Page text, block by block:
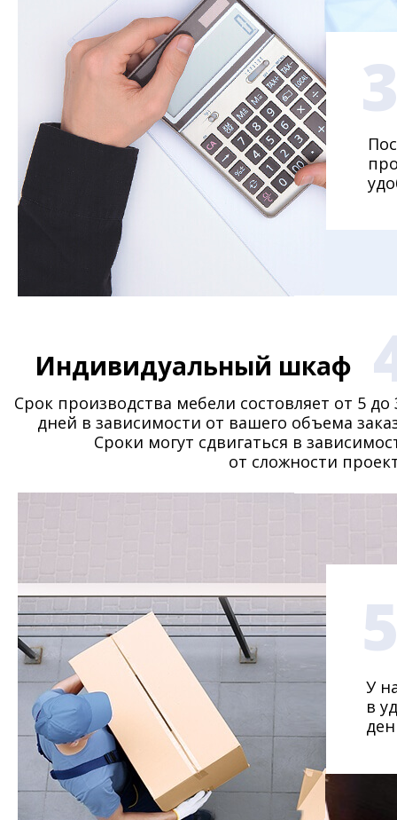
У
в
Индивидуальный шкаф
Срок производства мебели состовляет от 5 до
дней в зависимости от вашего объема
Сроки могут сдвигаться в
от сложности